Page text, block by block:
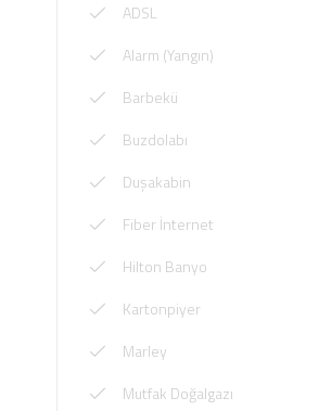
ADSL
Alarm (Yangın)
Barbekü
Buzdolabı
Duşakabin
Fiber İnternet
Hilton Banyo
Kartonpiyer
Marley
Mutfak Doğalgazı